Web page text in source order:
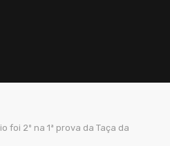
foi 2º na 1ª prova da Taça da